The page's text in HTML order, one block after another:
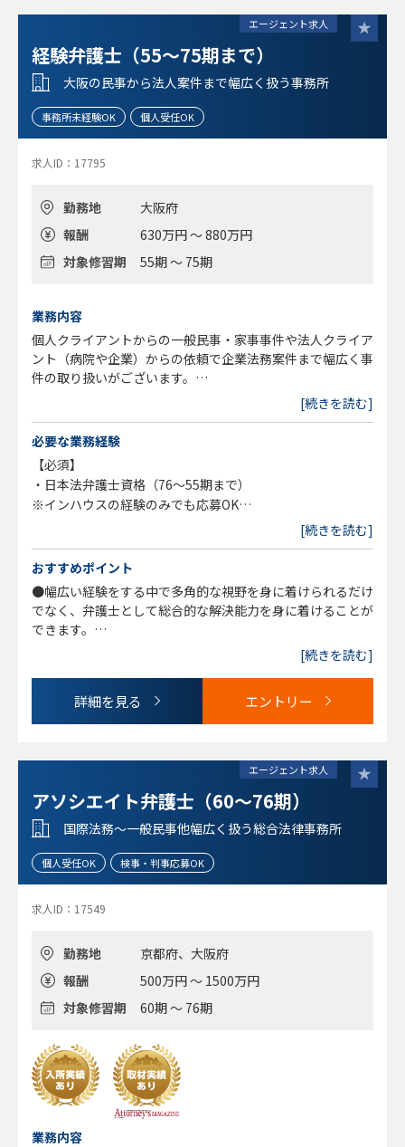
※知財分野、渉外分野に興味があり、高い成長意欲をお持ち
■74期・75期修習で興味ある方はご相談ください。
エージェント求人
経験弁護士（55～75期まで）
大阪の民事から法人案件まで幅広く扱う事務所
事務所未経験OK 個人受任OK
求人ID：17795
勤務地
大阪府
報酬
630万円 ～ 880万円
対象修習期
55期 ～ 75期
業務内容
個人クライアントからの一般民事・家事事件や法人クライア
ント（病院や企業）からの依頼で企業法務案件まで幅広く事
件の取り扱いがございます。
・損害賠償事案/保険金請求事案
・医療過誤事件
・労働事件
・遺産/相続関連
・離婚/男女問題
[続きを読む]
必要な業務経験
【必須】
・日本法弁護士資格（76～55期まで）
※インハウスの経験のみでも応募OK
・積極性や好奇心をお持ちである方
・人と話すことが好き、または会話を続けることが得意な方
[続きを読む]
おすすめポイント
●幅広い経験をする中で多角的な視野を身に着けられるだけ
でなく、弁護士として総合的な解決能力を身に着けることが
できます。
●子育てなどで時間や働き方に制約があるという方も、時短
勤務や在宅勤務の一部併用含めて相談可能です。
[続きを読む]
詳細を見る エントリー
エージェント求人
アソシエイト弁護士（60～76期）
国際法務～一般民事他幅広く扱う総合法律事務所
個人受任OK 検事・判事応募OK
求人ID：17549
勤務地
京都府、大阪府
報酬
500万円 ～ 1500万円
対象修習期
60期 ～ 76期
業務内容